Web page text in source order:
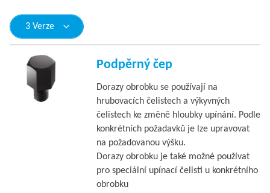
3 Verze
Podpěrný čep
Dorazy obrobku se používají na
hrubovacích čelistech a výkyvných
čelistech ke změně hloubky upínání. Podle
konkrétních požadavků je lze upravovat
na požadovanou výšku.
Dorazy obrobku je také možné používat
pro speciální upínací čelisti u konkrétního
obrobku